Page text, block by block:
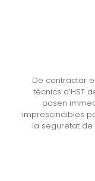
De contractar
tècnics d’HST
posen
imprescindibles
la seguretat